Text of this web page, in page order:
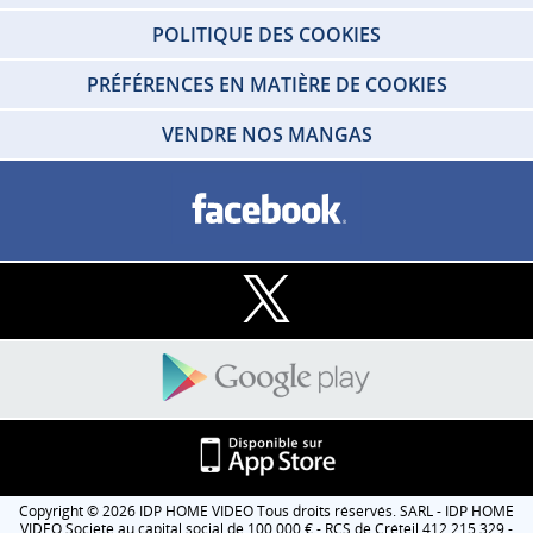
POLITIQUE DES COOKIES
PRÉFÉRENCES EN MATIÈRE DE COOKIES
VENDRE NOS MANGAS
Copyright © 2026 IDP HOME VIDEO Tous droits réservés. SARL - IDP HOME
VIDEO Societe au capital social de 100 000 € - RCS de Créteil 412 215 329 -